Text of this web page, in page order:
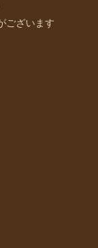
ございます